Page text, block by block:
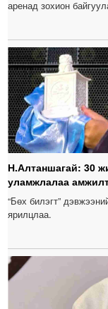
аренад зохион
Н.Алтаншагай: 30
уламжлалаа
“Бөх билэгт”
ярилцлаа.